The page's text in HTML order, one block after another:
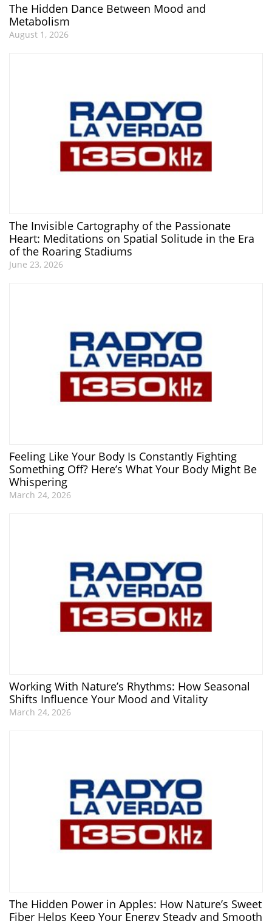
The Hidden Dance Between Mood and
Metabolism
August 1, 2026
The Invisible Cartography of the Passionate
Heart: Meditations on Spatial Solitude in the Era
of the Roaring Stadiums
June 23, 2026
Feeling Like Your Body Is Constantly Fighting
Something Off? Here’s What Your Body Might Be
Whispering
March 24, 2026
Working With Nature’s Rhythms: How Seasonal
Shifts Influence Your Mood and Vitality
March 24, 2026
The Hidden Power in Apples: How Nature’s Sweet
Fiber Helps Keep Your Energy Steady and Smooth